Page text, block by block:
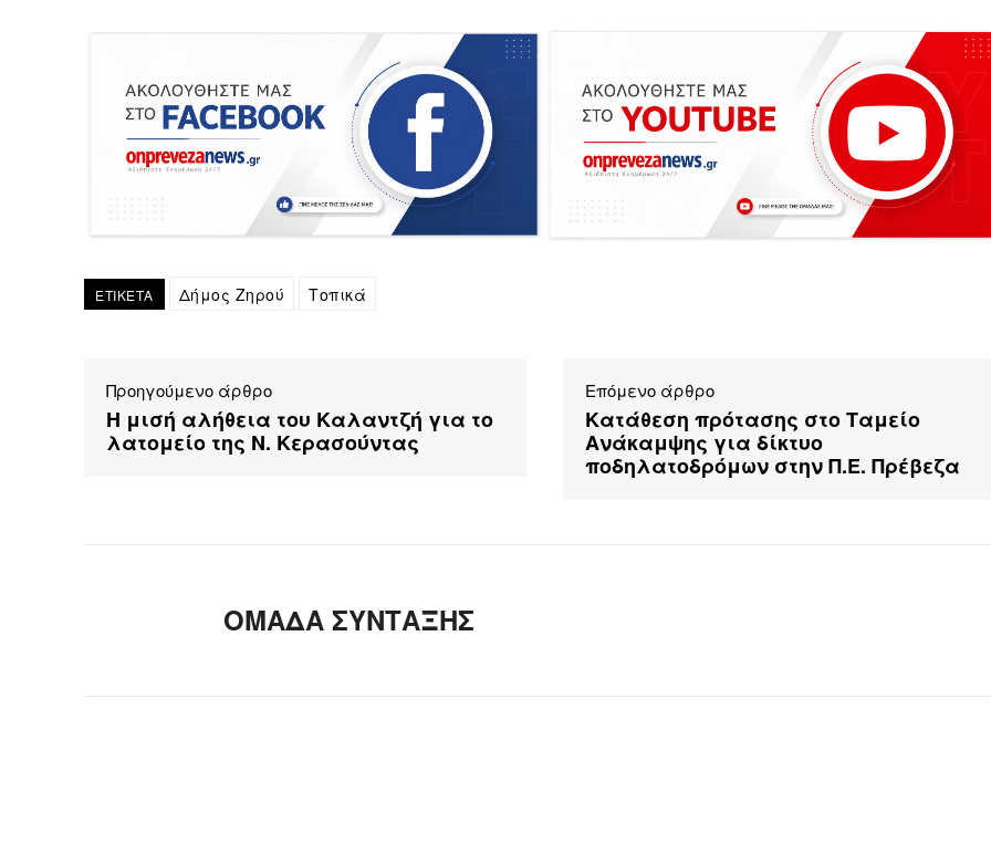
ΕΤΙΚΕΤΑ Δήμος Ζηρού Τοπικά
Προηγούμενο άρθρο
Η μισή αλήθεια του Καλαντζή για το
λατομείο της Ν. Κερασούντας
Επόμενο άρθρο
Κατάθεση πρότασης στο Ταμείο
Ανάκαμψης για δίκτυο
ποδηλατοδρόμων στην Π.Ε. Πρέβεζα
ΟΜΑΔΑ ΣΥΝΤΑΞΗΣ